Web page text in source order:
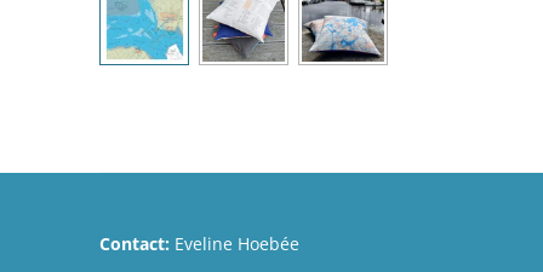
Contact: Eveline Hoebée